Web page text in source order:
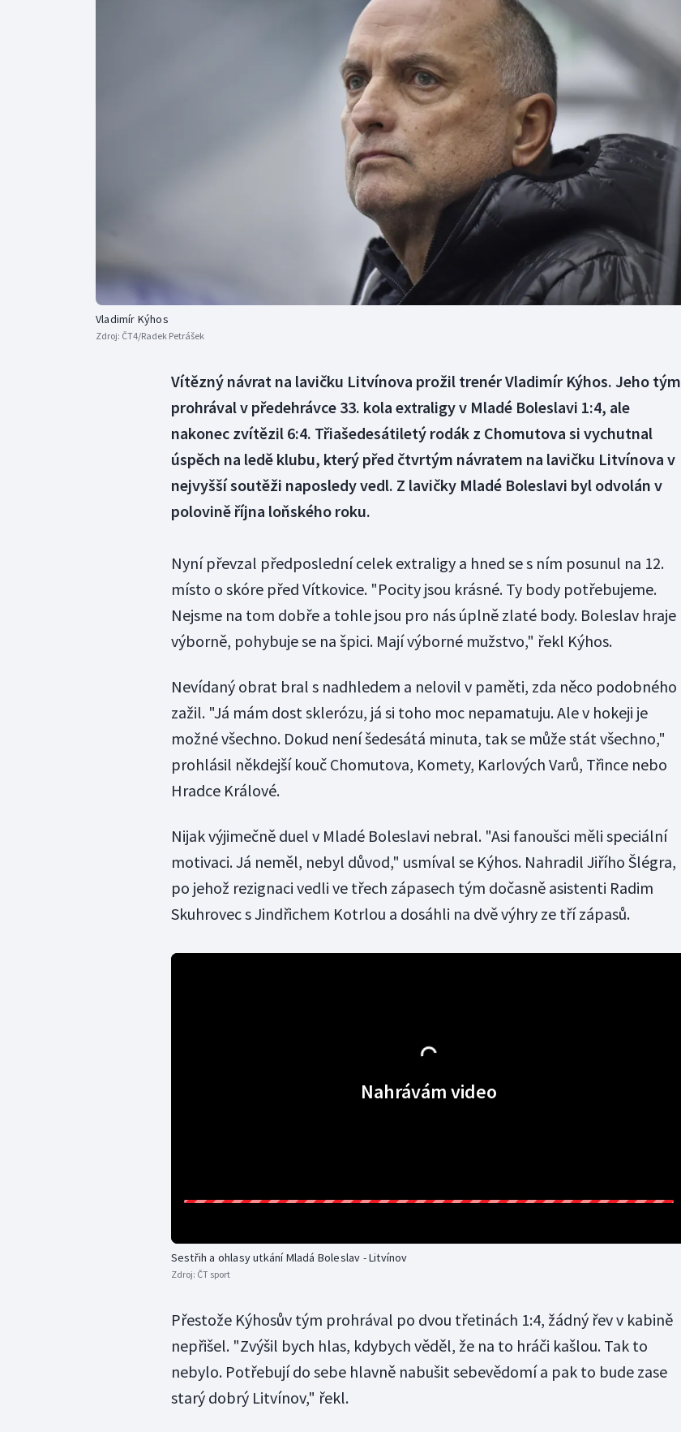
Moderní pětiboj
Motorsport
Olympijské hry
Parasport
Plavání
Plážový volejbal
Triatlon
Veslování
Vodní slalom
Ostatní
Vladimír Kýhos
Zdroj: ČT4/Radek Petrášek
Vítězný návrat na lavičku Litvínova prožil trenér Vladimír Kýhos. Jeho tým
prohrával v předehrávce 33. kola extraligy v Mladé Boleslavi 1:4, ale
nakonec zvítězil 6:4. Třiašedesátiletý rodák z Chomutova si vychutnal
úspěch na ledě klubu, který před čtvrtým návratem na lavičku Litvínova v
nejvyšší soutěži naposledy vedl. Z lavičky Mladé Boleslavi byl odvolán v
polovině října loňského roku.
Nyní převzal předposlední celek extraligy a hned se s ním posunul na 12.
místo o skóre před Vítkovice. "Pocity jsou krásné. Ty body potřebujeme.
Nejsme na tom dobře a tohle jsou pro nás úplně zlaté body. Boleslav hraje
výborně, pohybuje se na špici. Mají výborné mužstvo," řekl Kýhos.
Nevídaný obrat bral s nadhledem a nelovil v paměti, zda něco podobného
zažil. "Já mám dost sklerózu, já si toho moc nepamatuju. Ale v hokeji je
možné všechno. Dokud není šedesátá minuta, tak se může stát všechno,"
prohlásil někdejší kouč Chomutova, Komety, Karlových Varů, Třince nebo
Hradce Králové.
Nijak výjimečně duel v Mladé Boleslavi nebral. "Asi fanoušci měli speciální
motivaci. Já neměl, nebyl důvod," usmíval se Kýhos. Nahradil Jiřího Šlégra,
po jehož rezignaci vedli ve třech zápasech tým dočasně asistenti Radim
Skuhrovec s Jindřichem Kotrlou a dosáhli na dvě výhry ze tří zápasů.
Nahrávám video
Sestřih a ohlasy utkání Mladá Boleslav - Litvínov
Zdroj: ČT sport
Přestože Kýhosův tým prohrával po dvou třetinách 1:4, žádný řev v kabině
nepřišel. "Zvýšil bych hlas, kdybych věděl, že na to hráči kašlou. Tak to
nebylo. Potřebují do sebe hlavně nabušit sebevědomí a pak to bude zase
starý dobrý Litvínov," řekl.